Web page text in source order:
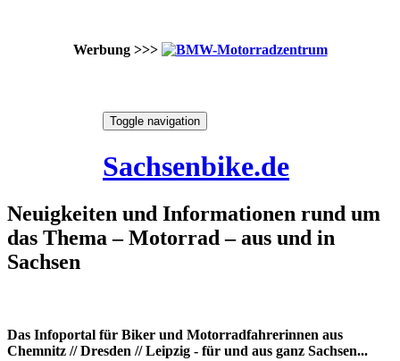
Werbung >>>
Toggle navigation
Sachsenbike.de
Neuigkeiten und Informationen rund um
das Thema – Motorrad – aus und in
Sachsen
Das Infoportal für Biker und Motorradfahrerinnen aus
Chemnitz // Dresden // Leipzig - für und aus ganz Sachsen...